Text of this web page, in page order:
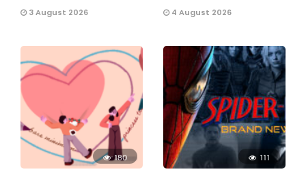
3 August 2026 4 August 2026
180 111